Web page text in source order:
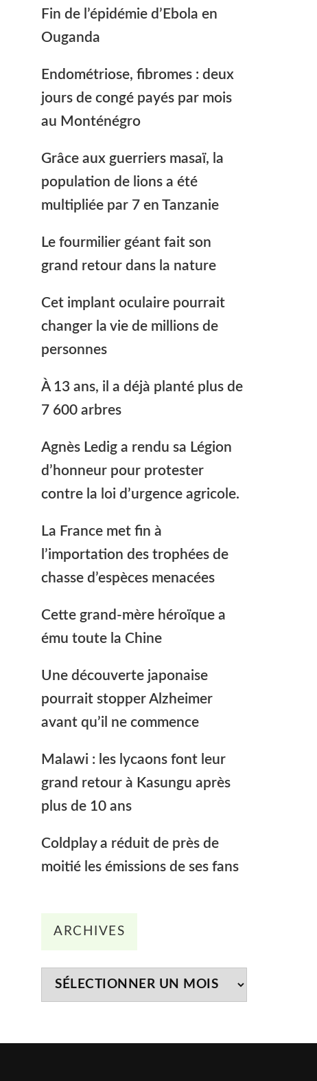
Fin de l’épidémie d’Ebola en
Ouganda
Endométriose, fibromes : deux
jours de congé payés par mois
au Monténégro
Grâce aux guerriers masaï, la
population de lions a été
multipliée par 7 en Tanzanie
Le fourmilier géant fait son
grand retour dans la nature
Cet implant oculaire pourrait
changer la vie de millions de
personnes
À 13 ans, il a déjà planté plus de
7 600 arbres
Agnès Ledig a rendu sa Légion
d’honneur pour protester
contre la loi d’urgence agricole.
La France met fin à
l’importation des trophées de
chasse d’espèces menacées
Cette grand-mère héroïque a
ému toute la Chine
Une découverte japonaise
pourrait stopper Alzheimer
avant qu’il ne commence
Malawi : les lycaons font leur
grand retour à Kasungu après
plus de 10 ans
Coldplay a réduit de près de
moitié les émissions de ses fans
ARCHIVES